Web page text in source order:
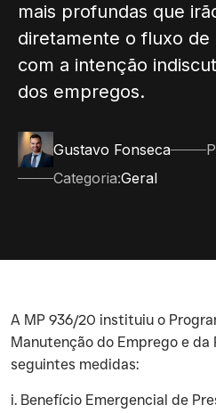
mais profundas que
diretamente o fluxo de
com a intenção
dos empregos.
Gustavo Fonseca
Categoria:Geral
‍A MP 936/20 instituiu o
Manutenção do Emprego e da
seguintes medidas:
‍i. Benefício Emergencial de